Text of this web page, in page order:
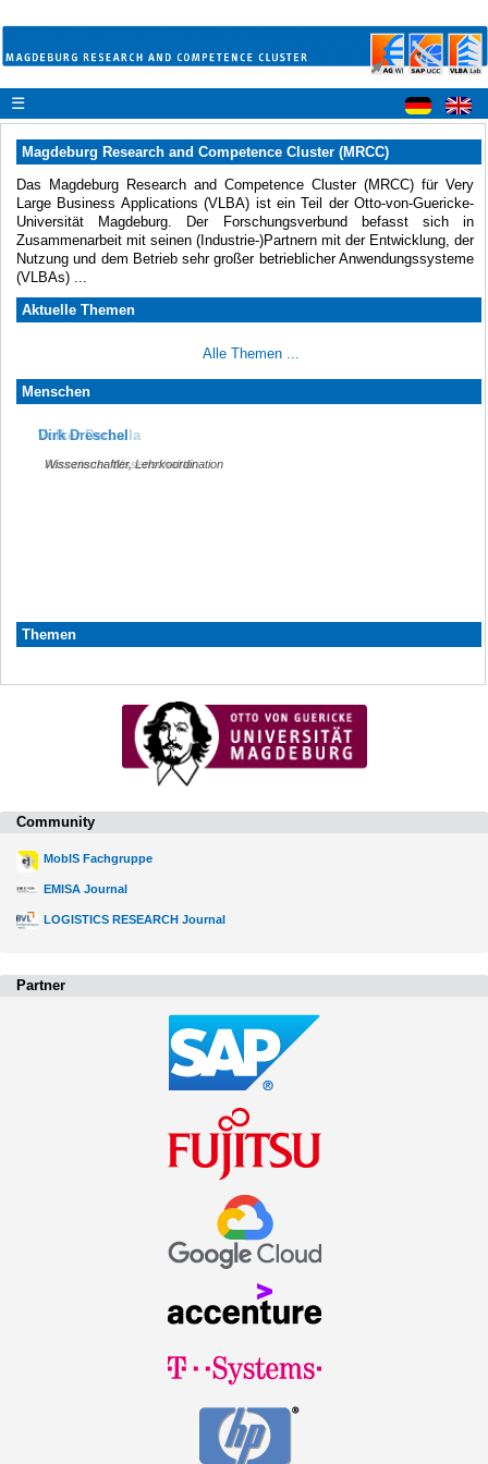
☰
Magdeburg Research and Competence Cluster (MRCC)
Das Magdeburg Research and Competence Cluster (MRCC) für Very
Large Business Applications (VLBA) ist ein Teil der Otto-von-Guericke-
Universität Magdeburg. Der Forschungsverbund befasst sich in
Zusammenarbeit mit seinen (Industrie-)Partnern mit der Entwicklung, der
Nutzung und dem Betrieb sehr großer betrieblicher Anwendungssysteme
(VLBAs) ...
Aktuelle Themen
Alle Themen ...
Menschen
Dirk Dreschel
Wissenschaftler, Lehrkoordination
Volker Derballa
Assoziierter Wissenschaftler
Themen
Community
MobIS Fachgruppe
EMISA Journal
LOGISTICS RESEARCH Journal
Partner